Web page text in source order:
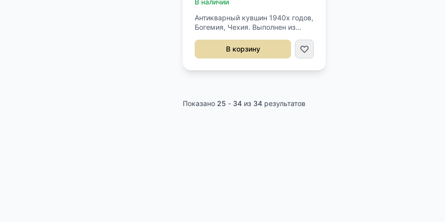
В наличии
Антикварный кувшин 1940х годов,
Богемия, Чехия. Выполнен из
росписью. Высота 43 см.
В корзину
Показано 25 - 34 из 34 результатов